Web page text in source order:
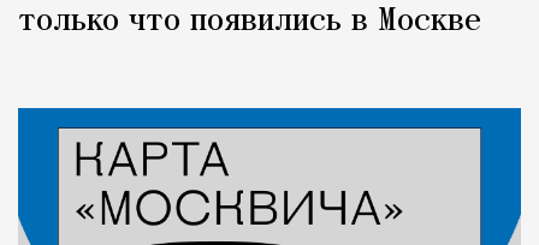
только что появились в Москве